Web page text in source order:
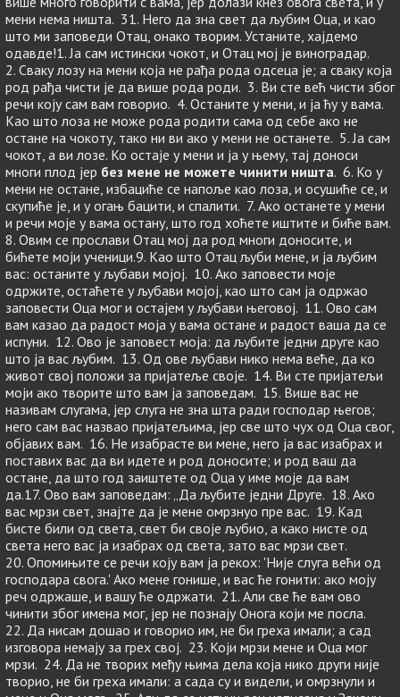
мени нема ништа. 31. Него да зна свет да љубим Оца, и као
што ми заповеди Отац, онако творим. Устаните, хајдемо
одавде!1. Ја сам истински чокот, и Отац мој је виноградар.
2. Сваку лозу на мени која не рађа рода одсеца је; а сваку која
род рађа чисти је да више рода роди. 3. Ви сте већ чисти због
речи коју сам вам говорио. 4. Останите у мени, и ја ћу у вама.
Као што лоза не може рода родити сама од себе ако не
остане на чокоту, тако ни ви ако у мени не останете. 5. Ја сам
чокот, а ви лозе. Ко остаје у мени и ја у њему, тај доноси
многи плод јер без мене не можете чинити ништа. 6. Ко у
мени не остане, избациће се напоље као лоза, и осушиће се, и
скупиће је, и у огањ бацити, и спалити. 7. Ако останете у мени
и речи моје у вама остану, што год хоћете иштите и биће вам.
8. Овим се прослави Отац мој да род многи доносите, и
бићете моји ученици.9. Као што Отац љуби мене, и ја љубим
вас: останите у љубави мојој. 10. Ако заповести моје
одржите, остаћете у љубави мојој, као што сам ја одржао
заповести Оца мог и остајем у љубави његовој. 11. Ово сам
вам казао да радост моја у вама остане и радост ваша да се
испуни. 12. Ово је заповест моја: да љубите једни друге као
што ја вас љубим. 13. Од ове љубави нико нема веће, да ко
живот свој положи за пријатеље своје. 14. Ви сте пријатељи
моји ако творите што вам ја заповедам. 15. Више вас не
називам слугама, јер слуга не зна шта ради господар његов;
него сам вас назвао пријатељима, јер све што чух од Оца свог,
објавих вам. 16. Не изабрасте ви мене, него ја вас изабрах и
поставих вас да ви идете и род доносите; и род ваш да
остане, да што год заиштете од Оца у име моје да вам
да.17. Ово вам заповедам: „Да љубите једни Друге. 18. Ако
вас мрзи свет, знајте да је мене омрзнуо пре вас. 19. Кад
бисте били од света, свет би своје љубио, а како нисте од
света него вас ја изабрах од света, зато вас мрзи свет.
20. Опомињите се речи коју вам ја рекох: 'Није слуга већи од
господара свога.' Ако мене гонише, и вас ће гонити: ако моју
реч одржаше, и вашу ће одржати. 21. Али све ће вам ово
чинити због имена мог, јер не познају Онога који ме посла.
22. Да нисам дошао и говорио им, не би греха имали; а сад
изговора немају за грех свој. 23. Који мрзи мене и Оца мог
мрзи. 24. Да не творих међу њима дела која нико други није
творио, не би греха имали: а сада су и видели, и омрзнули и